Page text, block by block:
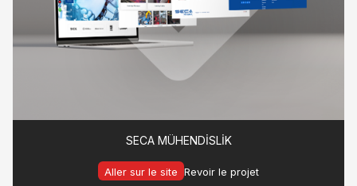
SECA MÜHENDİSLİK
Aller sur le site Revoir le projet